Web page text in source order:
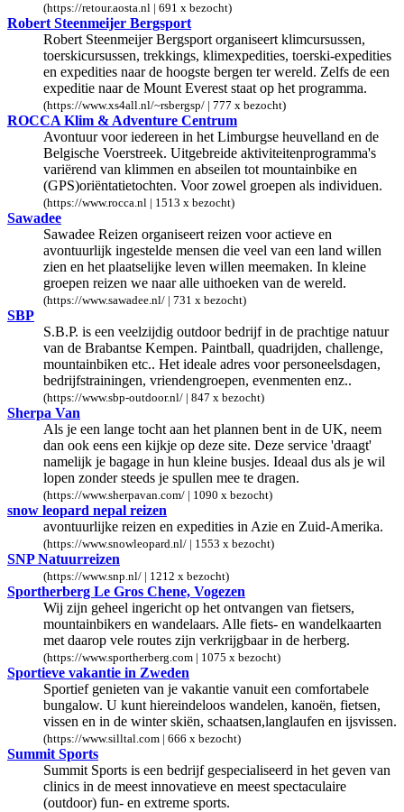
(https://retour.aosta.nl | 691 x bezocht)
Robert Steenmeijer Bergsport
Robert Steenmeijer Bergsport organiseert klimcursussen,
toerskicursussen, trekkings, klimexpedities, toerski-expedities
en expedities naar de hoogste bergen ter wereld. Zelfs de een
expeditie naar de Mount Everest staat op het programma.
(https://www.xs4all.nl/~rsbergsp/ | 777 x bezocht)
ROCCA Klim & Adventure Centrum
Avontuur voor iedereen in het Limburgse heuvelland en de
Belgische Voerstreek. Uitgebreide aktiviteitenprogramma's
variërend van klimmen en abseilen tot mountainbike en
(GPS)oriëntatietochten. Voor zowel groepen als individuen.
(https://www.rocca.nl | 1513 x bezocht)
Sawadee
Sawadee Reizen organiseert reizen voor actieve en
avontuurlijk ingestelde mensen die veel van een land willen
zien en het plaatselijke leven willen meemaken. In kleine
groepen reizen we naar alle uithoeken van de wereld.
(https://www.sawadee.nl/ | 731 x bezocht)
SBP
S.B.P. is een veelzijdig outdoor bedrijf in de prachtige natuur
van de Brabantse Kempen. Paintball, quadrijden, challenge,
mountainbiken etc.. Het ideale adres voor personeelsdagen,
bedrijfstrainingen, vriendengroepen, evenmenten enz..
(https://www.sbp-outdoor.nl/ | 847 x bezocht)
Sherpa Van
Als je een lange tocht aan het plannen bent in de UK, neem
dan ook eens een kijkje op deze site. Deze service 'draagt'
namelijk je bagage in hun kleine busjes. Ideaal dus als je wil
lopen zonder steeds je spullen mee te dragen.
(https://www.sherpavan.com/ | 1090 x bezocht)
snow leopard nepal reizen
avontuurlijke reizen en expedities in Azie en Zuid-Amerika.
(https://www.snowleopard.nl/ | 1553 x bezocht)
SNP Natuurreizen
(https://www.snp.nl/ | 1212 x bezocht)
Sportherberg Le Gros Chene, Vogezen
Wij zijn geheel ingericht op het ontvangen van fietsers,
mountainbikers en wandelaars. Alle fiets- en wandelkaarten
met daarop vele routes zijn verkrijgbaar in de herberg.
(https://www.sportherberg.com | 1075 x bezocht)
Sportieve vakantie in Zweden
Sportief genieten van je vakantie vanuit een comfortabele
bungalow. U kunt hiereindeloos wandelen, kanoën, fietsen,
vissen en in de winter skiën, schaatsen,langlaufen en ijsvissen.
(https://www.silltal.com | 666 x bezocht)
Summit Sports
Summit Sports is een bedrijf gespecialiseerd in het geven van
clinics in de meest innovatieve en meest spectaculaire
(outdoor) fun- en extreme sports.